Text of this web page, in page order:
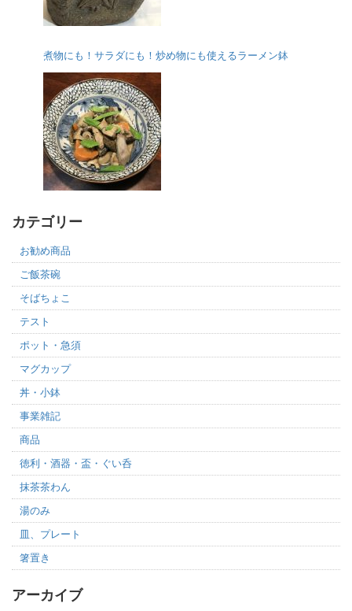
煮物にも！サラダにも！炒め物にも使えるラーメン鉢
カテゴリー
お勧め商品
ご飯茶碗
そばちょこ
テスト
ポット・急須
マグカップ
丼・小鉢
事業雑記
商品
徳利・酒器・盃・ぐい呑
抹茶茶わん
湯のみ
皿、プレート
箸置き
アーカイブ